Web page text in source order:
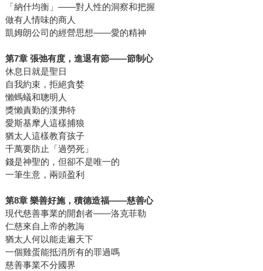
「納什均衡」―—對人性的洞察和把握
做有人情味的商人
凱姆朗公司的經營思想―—愛的精神
第7章 張弛有度，進退有節—―節制心
休息日就是聖日
自我約束，拒絕貪婪
懶螞蟻和聰明人
獎懶責勤的漢弗特
愛斯基摩人這樣捕狼
猶太人這樣教育孩子
千萬要防止「過勞死」
錢是神聖的，但卻不是唯一的
一筆生意，兩頭盈利
第8章 樂善好施，積德造福—―慈善心
現代慈善事業的開創者―—洛克菲勒
仁慈來自上帝的教誨
猶太人何以能走遍天下
一個雞蛋能抵消所有的罪過嗎
慈善事業不分國界